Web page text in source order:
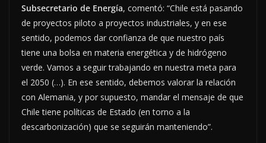
Subsecretario de Energía, comentó: “Chile está pasando
de proyectos piloto a proyectos industriales, y en ese
sentido, podemos dar confianza de que nuestro país
tiene una bolsa en materia energética y de hidrógeno
verde. Vamos a seguir trabajando en nuestra meta para
el 2050 (…). En ese sentido, debemos valorar la relación
con Alemania, y por supuesto, mandar el mensaje de que
Chile tiene políticas de Estado (en torno a la
descarbonización) que se seguirán manteniendo”.